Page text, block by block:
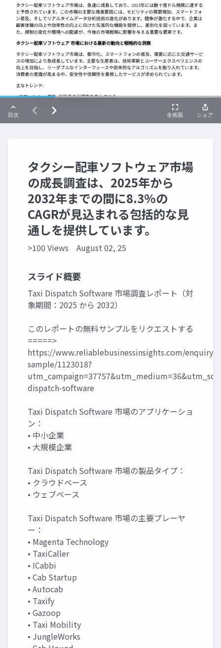
タクシー配車ソフトウェア市場
の成長調査は、2025年から
2032年までの間に8.3%の
CAGRが見込まれる包括的な見
通しを提供しています。
>100 Views August 02, 25
スライド概要
Taxi Dispatch Software 市場調査レポート（対
象期間：2025 から 2032）
このレポートの無料サンプルをリクエストする
=====>
https://www.reliablebusinessinsights.com/enquiry/
sample/1123018?
dispatch-software
Taxi Dispatch Software 市場のアプリケーショ
ン：
• 中小企業
• 大規模企業
Taxi Dispatch Software 市場の製品タイプ：
• クラウドベース
• ウェブベース
Taxi Dispatch Software 市場の主要プレーヤ
ー：
• Magenta Technology
• TaxiCaller
• ICabbi
• Cab Startup
• Autocab
• Taxify
• Gazoop
• Taxi Mobility
• JungleWorks